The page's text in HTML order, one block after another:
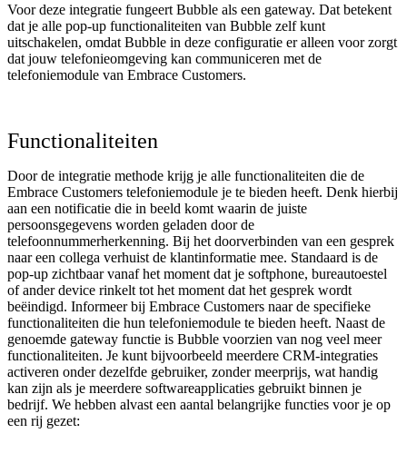
Voor deze integratie fungeert Bubble als een gateway. Dat betekent
dat je alle pop-up functionaliteiten van Bubble zelf kunt
uitschakelen, omdat Bubble in deze configuratie er alleen voor zorgt
dat jouw telefonieomgeving kan communiceren met de
telefoniemodule van Embrace Customers.
Functionaliteiten
Door de integratie methode krijg je alle functionaliteiten die de
Embrace Customers telefoniemodule je te bieden heeft. Denk hierbij
aan een notificatie die in beeld komt waarin de juiste
persoonsgegevens worden geladen door de
telefoonnummerherkenning. Bij het doorverbinden van een gesprek
naar een collega verhuist de klantinformatie mee. Standaard is de
pop-up zichtbaar vanaf het moment dat je softphone, bureautoestel
of ander device rinkelt tot het moment dat het gesprek wordt
beëindigd. Informeer bij Embrace Customers naar de specifieke
functionaliteiten die hun telefoniemodule te bieden heeft. Naast de
genoemde gateway functie is Bubble voorzien van nog veel meer
functionaliteiten. Je kunt bijvoorbeeld meerdere CRM-integraties
activeren onder dezelfde gebruiker, zonder meerprijs, wat handig
kan zijn als je meerdere softwareapplicaties gebruikt binnen je
bedrijf. We hebben alvast een aantal belangrijke functies voor je op
een rij gezet: